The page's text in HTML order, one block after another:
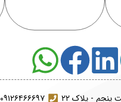
- پلاک ۲۲ ۰۹۱۲۶۴۶۶۶۹۷